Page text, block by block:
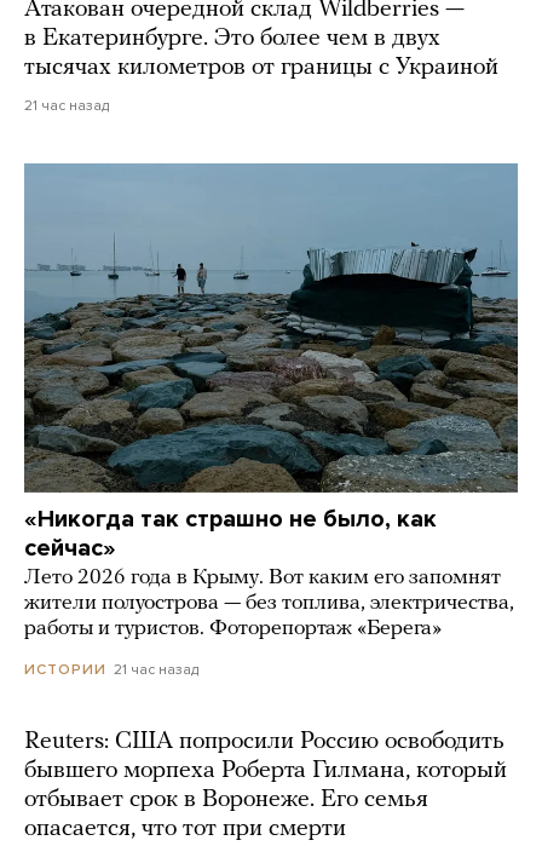
Атакован очередной склад Wildberries —
в Екатеринбурге. Это более чем в двух
тысячах километров от границы с Украиной
21 час назад
«Никогда так страшно не было, как
сейчас»
Лето 2026 года в Крыму. Вот каким его запомнят
жители полуострова — без топлива, электричества,
работы и туристов. Фоторепортаж «Берега»
ИСТОРИИ 21 час назад
Reuters: США попросили Россию освободить
бывшего морпеха Роберта Гилмана, который
отбывает срок в Воронеже. Его семья
опасается, что тот при смерти